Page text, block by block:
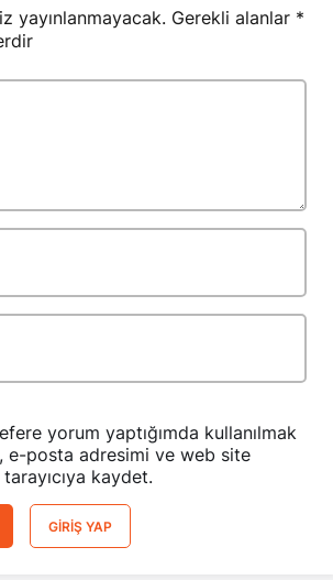
yayınlanmayacak. Gerekli alanlar *
yorum yaptığımda kullanılmak
e-posta adresimi ve web site
kaydet.
GIRIŞ YAP